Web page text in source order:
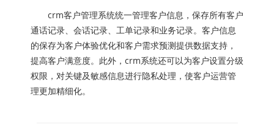
crm客户管理系统统一管理客户信息，保存所有客户
通话记录、会话记录、工单记录和业务记录。客户信息
的保存为客户体验优化和客户需求预测提供数据支持，
提高客户满意度。此外，crm系统还可以为客户设置分级
权限，对关键及敏感信息进行隐私处理，使客户运营管
理更加精细化。